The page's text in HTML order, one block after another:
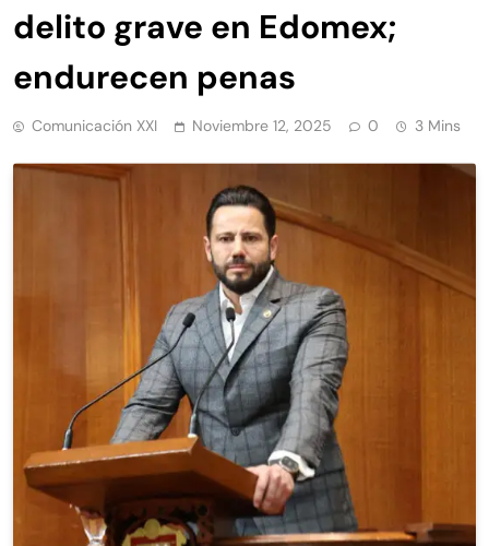
delito grave en Edomex;
endurecen penas
Comunicación XXI Noviembre 12, 2025 0 3 Mins